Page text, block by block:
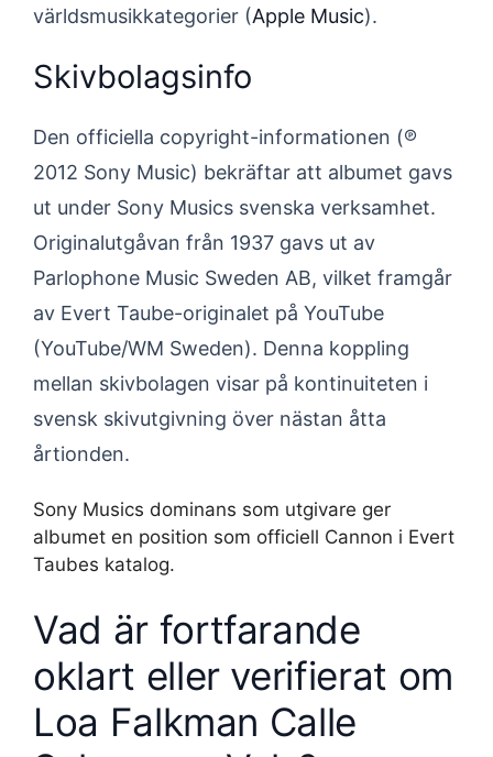
världsmusikkategorier (Apple Music).
Skivbolagsinfo
Den officiella copyright-informationen (℗
2012 Sony Music) bekräftar att albumet gavs
ut under Sony Musics svenska verksamhet.
Originalutgåvan från 1937 gavs ut av
Parlophone Music Sweden AB, vilket framgår
av Evert Taube-originalet på YouTube
(YouTube/WM Sweden). Denna koppling
mellan skivbolagen visar på kontinuiteten i
svensk skivutgivning över nästan åtta
årtionden.
Sony Musics dominans som utgivare ger
albumet en position som officiell Cannon i Evert
Taubes katalog.
Vad är fortfarande
oklart eller verifierat om
Loa Falkman Calle